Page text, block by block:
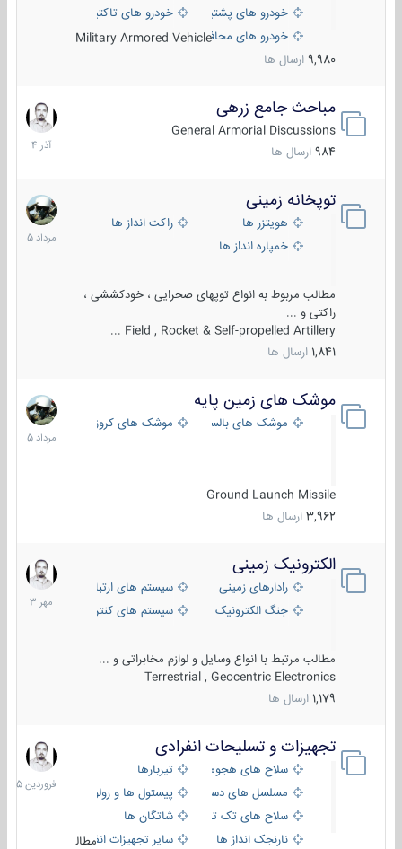
خودرو های پشتیبانی آتش ، شناسایی و ضد تانک
خودرو های تاکتیکی نظامی
خودرو های محافظت شدهMilitary Armored Vehicle
9,980 ارسال ها
مباحث جامع زرهی
General Armorial Discussions
984 ارسال ها
7
آذر
1404
توپخانه زمینی
هویتزر ها
راکت انداز ها
خمپاره انداز ها
مطالب مربوط به انواع توپهای صحرایی ، خودکششی ،
راکتی و ...
Field , Rocket & Self-propelled Artillery ...
1,841 ارسال ها
9
مرداد
1405
موشک های زمین پایه
موشک های بالستیک موشک های کروز
Ground Launch Missile
3,962 ارسال ها
2
مرداد
1405
الکترونیک زمینی
رادارهای زمینی
سیستم های ارتباطی و جمع آوری
جنگ الکترونیک
سیستم های کنترل آتش و تجهیزات
مطالب مرتبط با انواع وسایل و لوازم مخابراتی و ...
Terrestrial , Geocentric Electronics
1,179 ارسال ها
1
مهر
1403
تجهیزات و تسلیحات انفرادی
سلاح های هجومی
تیربارها
مسلسل های دستی
پیستول ها و رولورها
سلاح های تک تیر اندازیشاتگان ها
نارنجک انداز ها
سایر تجهیزات انفرادی
مطال
17
فروردین
1405